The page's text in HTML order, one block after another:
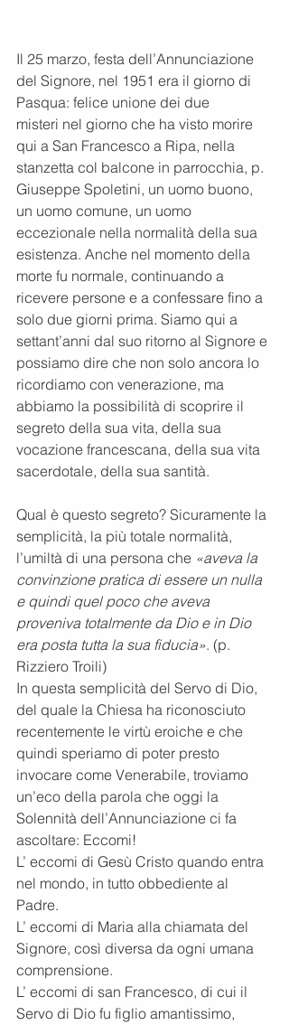
Il 25 marzo, festa dell’Annunciazione
del Signore, nel 1951 era il giorno di
Pasqua: felice unione dei due
misteri nel giorno che ha visto morire
qui a San Francesco a Ripa, nella
stanzetta col balcone in parrocchia, p.
Giuseppe Spoletini, un uomo buono,
un uomo comune, un uomo
eccezionale nella normalità della sua
esistenza. Anche nel momento della
morte fu normale, continuando a
ricevere persone e a confessare fino a
solo due giorni prima. Siamo qui a
settant’anni dal suo ritorno al Signore e
possiamo dire che non solo ancora lo
ricordiamo con venerazione, ma
abbiamo la possibilità di scoprire il
segreto della sua vita, della sua
vocazione francescana, della sua vita
sacerdotale, della sua santità.
Qual è questo segreto? Sicuramente la
semplicità, la più totale normalità,
l’umiltà di una persona che «aveva la
convinzione pratica di essere un nulla
e quindi quel poco che aveva
proveniva totalmente da Dio e in Dio
era posta tutta la sua fiducia». (p.
Rizziero Troili)
In questa semplicità del Servo di Dio,
del quale la Chiesa ha riconosciuto
recentemente le virtù eroiche e che
quindi speriamo di poter presto
invocare come Venerabile, troviamo
un’eco della parola che oggi la
Solennità dell’Annunciazione ci fa
ascoltare: Eccomi!
L’ eccomi di Gesù Cristo quando entra
nel mondo, in tutto obbediente al
Padre.
L’ eccomi di Maria alla chiamata del
Signore, così diversa da ogni umana
comprensione.
L’ eccomi di san Francesco, di cui il
Servo di Dio fu figlio amantissimo,